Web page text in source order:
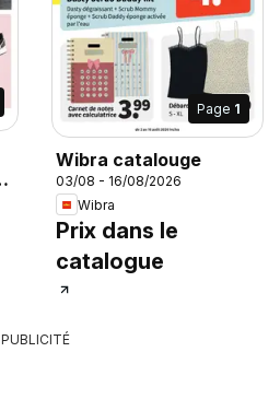
Page 1
Wibra catalouge
03/08 - 16/08/2026
Wibra
Prix dans le
catalogue
PUBLICITÉ